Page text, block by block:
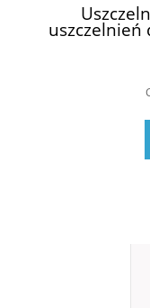
uszczelnień